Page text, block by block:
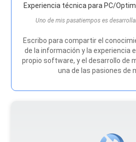
Experiencia técnica para PC/
Uno de mis pasatiempos es
Escribo para compartir el
de la información y la experiencia
propio software, y el desarrollo de
una de las pasiones de